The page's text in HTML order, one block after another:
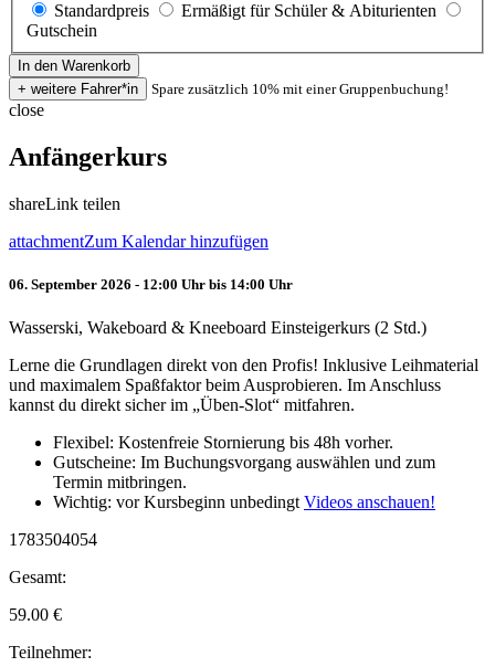
Standardpreis
Ermäßigt für Schüler & Abiturienten
Gutschein
Spare zusätzlich 10% mit einer Gruppenbuchung!
close
Anfängerkurs
shareLink teilen
attachmentZum Kalendar hinzufügen
06. September 2026 - 12:00 Uhr bis 14:00 Uhr
Wasserski, Wakeboard & Kneeboard Einsteigerkurs (2 Std.)
Lerne die Grundlagen direkt von den Profis! Inklusive Leihmaterial
und maximalem Spaßfaktor beim Ausprobieren. Im Anschluss
kannst du direkt sicher im „Üben-Slot“ mitfahren.
Flexibel: Kostenfreie Stornierung bis 48h vorher.
Gutscheine: Im Buchungsvorgang auswählen und zum
Termin mitbringen.
Wichtig: vor Kursbeginn unbedingt Videos anschauen!
1783504054
Gesamt:
59.00 €
Teilnehmer: